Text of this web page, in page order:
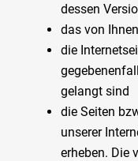
dessen
das von
die
gelangt sind
die Seiten
unserer
erheben. Die